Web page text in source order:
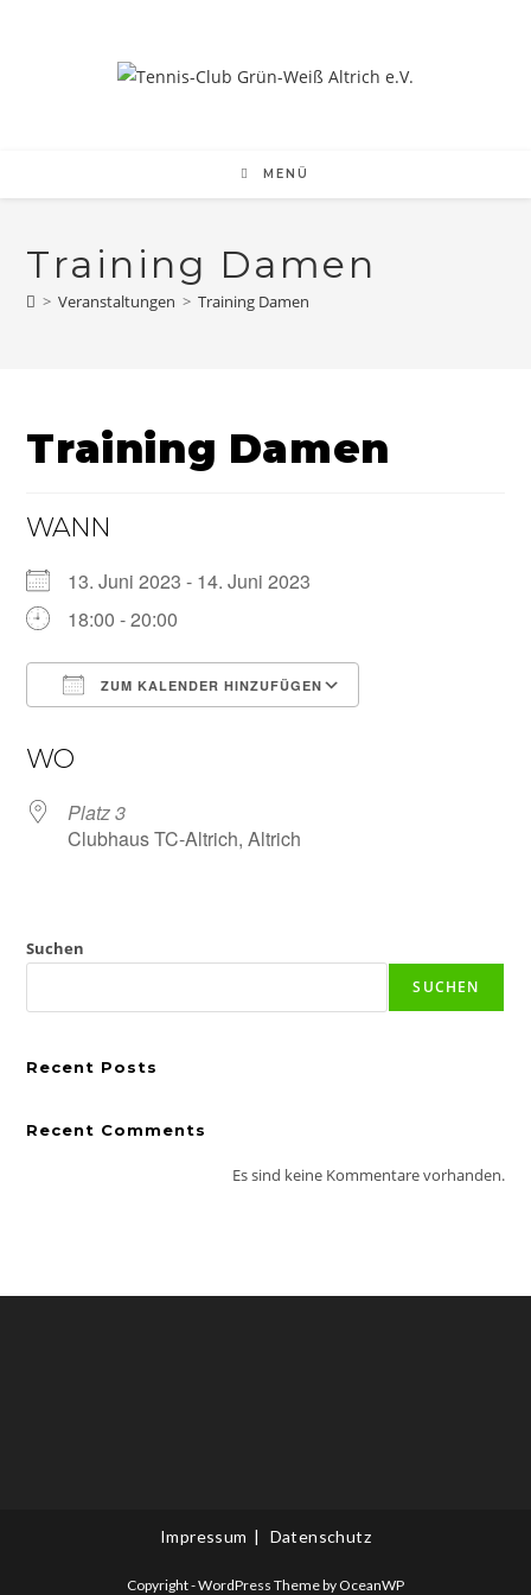
MENÜ
Training Damen
> Veranstaltungen > Training Damen
Training Damen
WANN
13. Juni 2023 - 14. Juni 2023
18:00 - 20:00
ZUM KALENDER HINZUFÜGEN
WO
Platz 3
Clubhaus TC-Altrich, Altrich
Suchen
SUCHEN
Recent Posts
Recent Comments
Es sind keine Kommentare vorhanden.
Impressum Datenschutz
Copyright - WordPress Theme by OceanWP